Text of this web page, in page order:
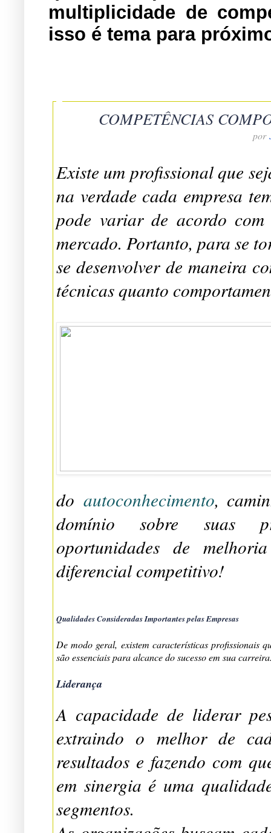
multiplicidade de
isso é tema para
COMPETÊNCIAS
por
Existe um profissional que
na verdade cada empresa
pode variar de acordo com
mercado. Portanto, para se
se desenvolver de maneira
técnicas quanto
do autoconhecimento,
domínio sobre suas
oportunidades de
diferencial competitivo!
Qualidades Consideradas Importantes pelas Empresas
De modo geral, existem características profissionais
são essenciais para alcance do sucesso em sua
Liderança
A capacidade de liderar
extraindo o melhor de
resultados e fazendo com
em sinergia é uma
segmentos.